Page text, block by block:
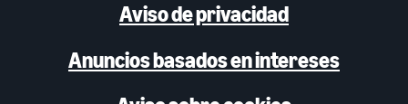
Aviso de privacidad
Anuncios basados en intereses